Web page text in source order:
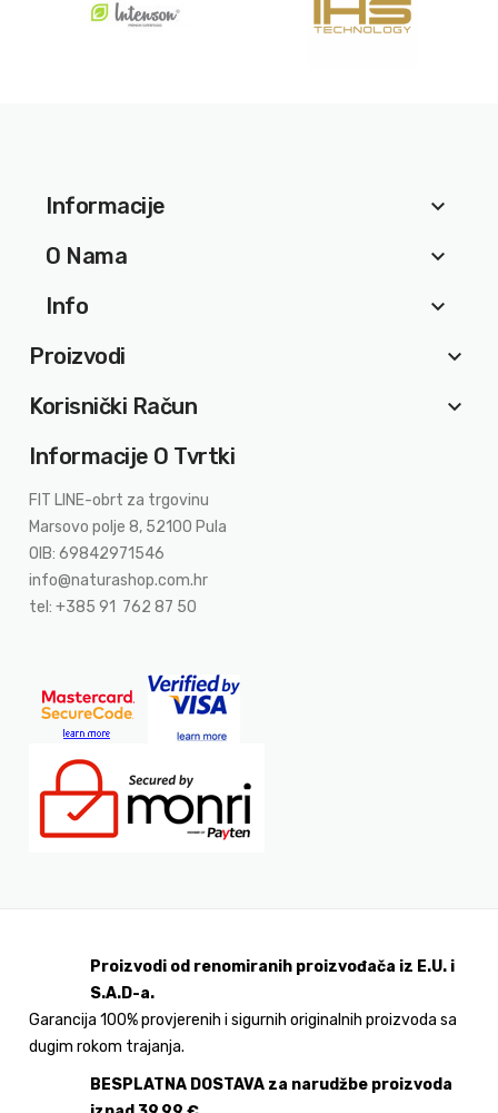
Informacije
keyboard_arrow_down
O Nama
keyboard_arrow_down
Info
keyboard_arrow_down
Proizvodi
keyboard_arrow_down
Korisnički Račun
keyboard_arrow_down
Informacije O Tvrtki
FIT LINE-obrt za trgovinu
Marsovo polje 8, 52100 Pula
OIB: 69842971546
info@naturashop.com.hr
tel: +385 91 762 87 50
Proizvodi od renomiranih proizvođača iz E.U. i
S.A.D-a.
Garancija 100% provjerenih i sigurnih originalnih proizvoda sa
dugim rokom trajanja.
BESPLATNA DOSTAVA za narudžbe proizvoda